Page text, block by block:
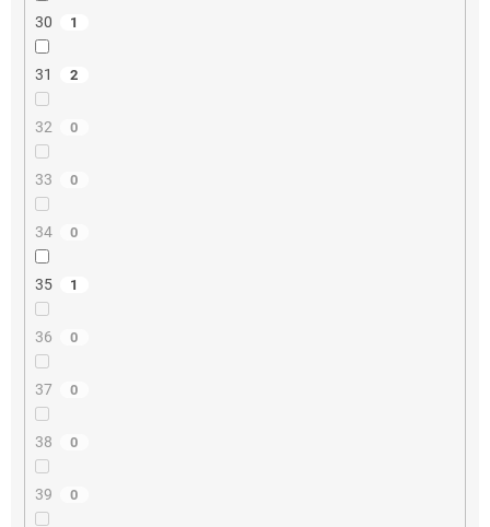
30 1
31 2
32 0
33 0
34 0
35 1
36 0
37 0
38 0
39 0